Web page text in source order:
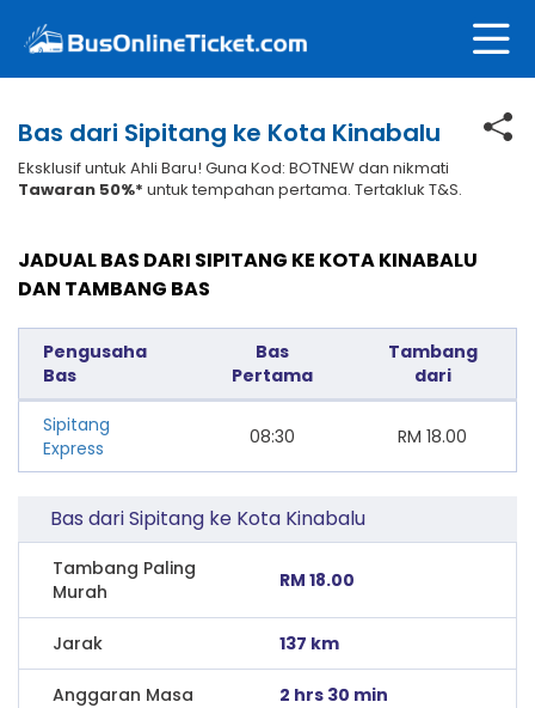
Bas dari Sipitang ke Kota Kinabalu
Eksklusif untuk Ahli Baru! Guna Kod: BOTNEW dan nikmati
Tawaran 50%* untuk tempahan pertama. Tertakluk T&S.
JADUAL BAS DARI SIPITANG KE KOTA KINABALU
DAN TAMBANG BAS
Pengusaha
Bas
Bas
Pertama
Tambang
dari
Sipitang
Express
08:30 RM 18.00
Bas dari Sipitang ke Kota Kinabalu
Tambang Paling
Murah
RM 18.00
Jarak 137 km
Anggaran Masa 2 hrs 30 min